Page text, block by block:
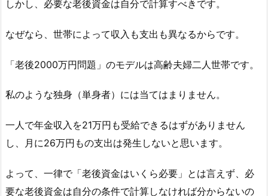
しかし、必要な老後資金は自分で計算すべきです。
なぜなら、世帯によって収入も支出も異なるからです。
「老後2000万円問題」のモデルは高齢夫婦二人世帯です。
私のような独身（単身者）には当てはまりません。
一人で年金収入を21万円も受給できるはずがありません
し、月に26万円もの支出は発生しないと思います。
よって、一律で「老後資金はいくら必要」とは言えず、必
要な老後資金は自分の条件で計算しなければ分からないの